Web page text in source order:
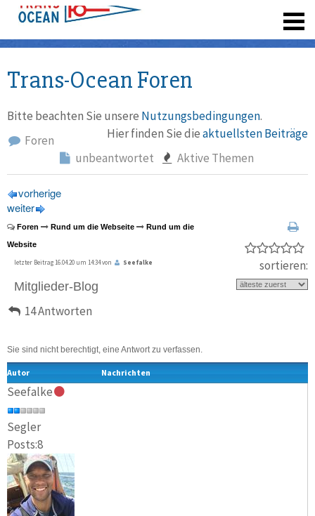
Trans-Ocean Foren
Bitte beachten Sie unsere Nutzungsbedingungen.
Hier finden Sie dieaktuellsten Beiträge
Foren
unbeantwortet
Aktive Themen
vorherige
weiter
Foren Rund um die Webseite Rund um die
Website
letzter Beitrag 16.04.20 um 14:34 von Seefalke
Mitglieder-Blog
14 Antworten
sortieren:
Sie sind nicht berechtigt, eine Antwort zu verfassen.
Autor Nachrichten
Seefalke
Segler
Posts:8